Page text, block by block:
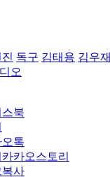
독구 김태용 김우재
오
북
톡
카카오스토리
복사